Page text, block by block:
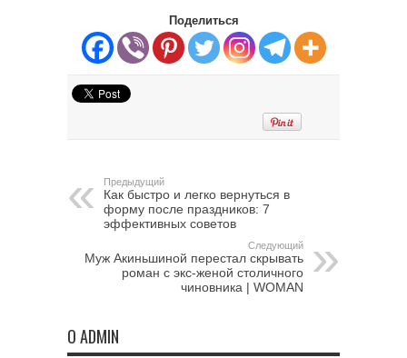
Поделиться
Предыдущий
Как быстро и легко вернуться в
форму после праздников: 7
эффективных советов
Следующий
Муж Акиньшиной перестал скрывать
роман с экс-женой столичного
чиновника | WOMAN
О ADMIN